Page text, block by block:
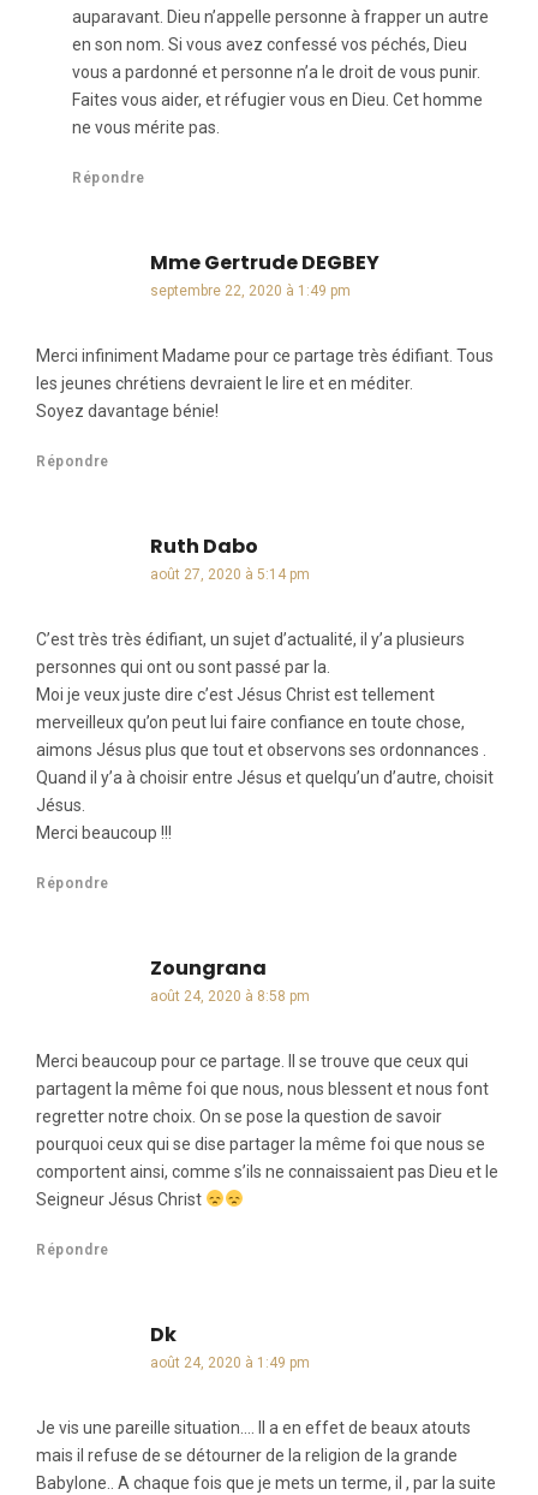
auparavant. Dieu n’appelle personne à frapper un autre
en son nom. Si vous avez confessé vos péchés, Dieu
vous a pardonné et personne n’a le droit de vous punir.
Faites vous aider, et réfugier vous en Dieu. Cet homme
ne vous mérite pas.
Répondre
Mme Gertrude DEGBEYdit :
septembre 22, 2020 à 1:49 pm
Merci infiniment Madame pour ce partage très édifiant. Tous
les jeunes chrétiens devraient le lire et en méditer.
Soyez davantage bénie!
Répondre
Ruth Dabo
août 27, 2020 à 5:14 pm
C’est très très édifiant, un sujet d’actualité, il y’a plusieurs
personnes qui ont ou sont passé par la.
Moi je veux juste dire c’est Jésus Christ est tellement
merveilleux qu’on peut lui faire confiance en toute chose,
aimons Jésus plus que tout et observons ses ordonnances .
Quand il y’a à choisir entre Jésus et quelqu’un d’autre, choisit
Jésus.
Merci beaucoup !!!
Répondre
Zoungrana
août 24, 2020 à 8:58 pm
Merci beaucoup pour ce partage. Il se trouve que ceux qui
partagent la même foi que nous, nous blessent et nous font
regretter notre choix. On se pose la question de savoir
pourquoi ceux qui se dise partager la même foi que nous se
comportent ainsi, comme s’ils ne connaissaient pas Dieu et le
Seigneur Jésus Christ
Répondre
Dkdit :
août 24, 2020 à 1:49 pm
Je vis une pareille situation…. Il a en effet de beaux atouts
mais il refuse de se détourner de la religion de la grande
Babylone.. A chaque fois que je mets un terme, il , par la suite